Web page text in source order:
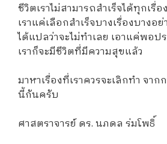
ชีวิตเราไม่สามารถสำเร็จได้ทุกเ
เราแค่เลือกสำเร็จบางเรื่องบางอ
ได้แปลว่าจะไม่ทำเลย เอาแค่พอ
เราก็จะมีชีวิตที่มีความสุขแล้ว
มาหาเรื่องที่เราควรจะเลิกทำ จา
นี้กันครับ
ศาสตราจารย์ ดร. นภดล ร่มโพธิ์